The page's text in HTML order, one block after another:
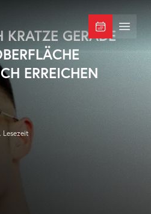
Menü
GERADE
ERREICHEN
Lesezeit